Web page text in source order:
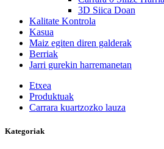
3D Siica Doan
Kalitate Kontrola
Kasua
Maiz egiten diren galderak
Berriak
Jarri gurekin harremanetan
Etxea
Produktuak
Carrara kuartzozko lauza
Kategoriak